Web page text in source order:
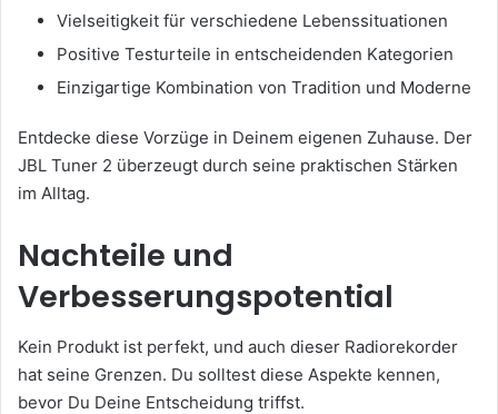
Vielseitigkeit für verschiedene Lebenssituationen
Positive Testurteile in entscheidenden Kategorien
Einzigartige Kombination von Tradition und Moderne
Entdecke diese Vorzüge in Deinem eigenen Zuhause. Der
JBL Tuner 2 überzeugt durch seine praktischen Stärken
im Alltag.
Nachteile und
Verbesserungspotential
Kein Produkt ist perfekt, und auch dieser Radiorekorder
hat seine Grenzen. Du solltest diese Aspekte kennen,
bevor Du Deine Entscheidung triffst.